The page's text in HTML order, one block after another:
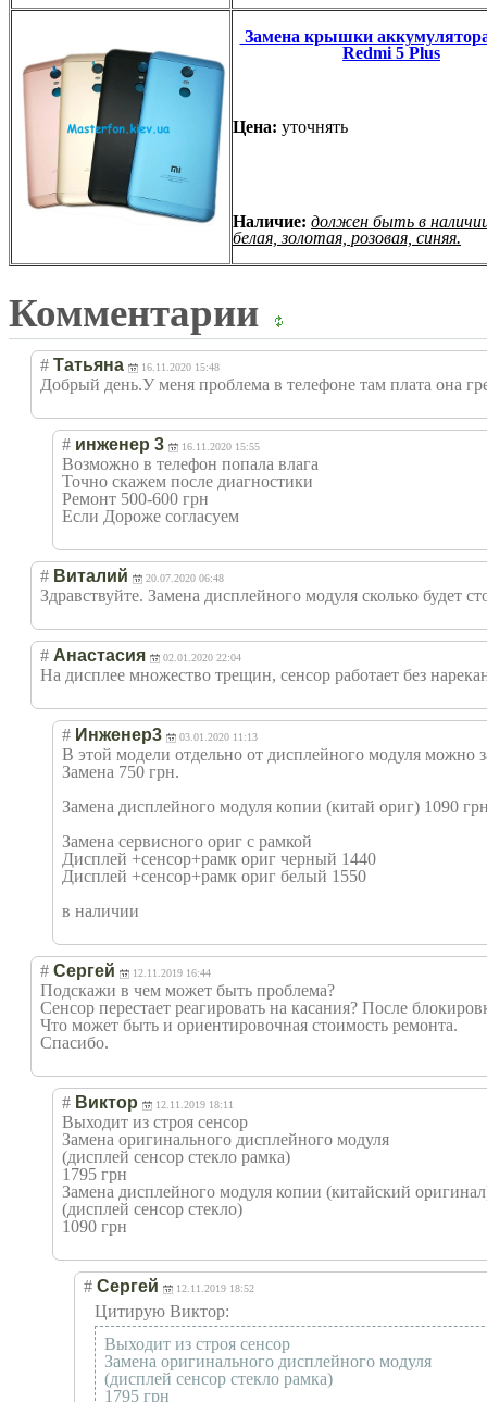
Замена крышки
Redmi 5 Plus
Цена: уточнять
Наличие: должен быть в
белая, золотая, розовая, синяя.
Комментарии
# Татьяна 16.11.2020 15:48
Добрый день.У меня проблема в телефоне там плата она
# инженер 3 16.11.2020 15:55
Возможно в телефон попала влага
Точно скажем после диагностики
Ремонт 500-600 грн
Если Дороже согласуем
# Виталий 20.07.2020 06:48
Здравствуйте. Замена дисплейного модуля сколько будет
# Анастасия 02.01.2020 22:04
На дисплее множество трещин, сенсор работает без
# Инженер3 03.01.2020 11:13
В этой модели отдельно от дисплейного модуля можно
Замена 750 грн.
Замена дисплейного модуля копии (китай ориг) 1090
Замена сервисного ориг с рамкой
Дисплей +сенсор+рамк ориг черный 1440
Дисплей +сенсор+рамк ориг белый 1550
в наличии
# Сергей 12.11.2019 16:44
Подскажи в чем может быть проблема?
Сенсор перестает реагировать на касания? После
Что может быть и ориентировочная стоимость ремонта.
Спасибо.
# Виктор 12.11.2019 18:11
Выходит из строя сенсор
Замена оригинального дисплейного модуля
(дисплей сенсор стекло рамка)
1795 грн
Замена дисплейного модуля копии (китайский
(дисплей сенсор стекло)
1090 грн
# Сергей 12.11.2019 18:52
Цитирую Виктор:
Выходит из строя сенсор
Замена оригинального дисплейного модуля
(дисплей сенсор стекло рамка)
1795 грн